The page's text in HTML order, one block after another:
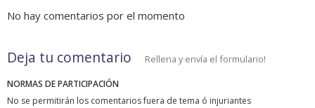
No hay comentarios por el momento
Deja tu comentario Rellena y envía el formulario!
NORMAS DE PARTICIPACIÓN
No se permitirán los comentarios fuera de tema ó injuriantes